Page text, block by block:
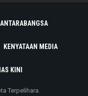
ANTARABANGSA
KENYATAAN MEDIA
KINI
Terpelihara.